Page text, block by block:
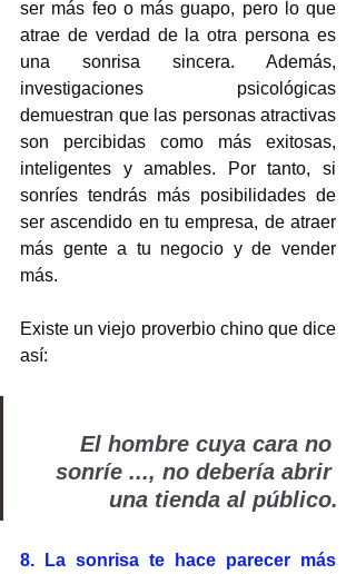
ser más feo o más guapo, pero lo que
atrae de verdad de la otra persona es
una sonrisa sincera. Además,
investigaciones psicológicas
demuestran que las personas atractivas
son percibidas como más exitosas,
inteligentes y amables. Por tanto, si
sonríes tendrás más posibilidades de
ser ascendido en tu empresa, de atraer
más gente a tu negocio y de vender
más.
Existe un viejo proverbio chino que dice
así:
sonríe ..., no debería abrir
una tienda al público.
8. La sonrisa te hace parecer más